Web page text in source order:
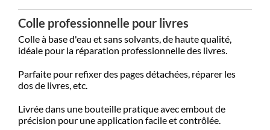
Colle professionnelle pour livres
Colle à base d'eau et sans solvants, de haute qualité,
idéale pour la réparation professionnelle des livres.
Parfaite pour refixer des pages détachées, réparer les
dos de livres, etc.
Livrée dans une bouteille pratique avec embout de
précision pour une application facile et contrôlée.